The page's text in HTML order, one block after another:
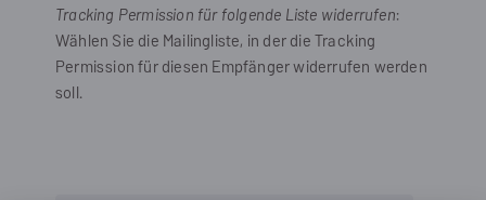
Tracking Permission für folgende Liste widerrufen:
Wählen Sie die Mailingliste, in der die Tracking
Permission für diesen Empfänger widerrufen werden
soll.